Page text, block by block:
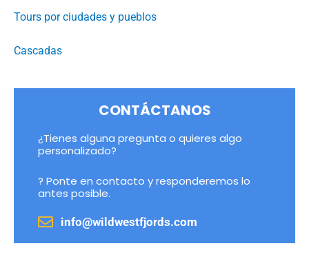
Tours por ciudades y pueblos
Cascadas
CONTÁCTANOS
¿Tienes alguna pregunta o quieres algo
personalizado?
? Ponte en contacto y responderemos lo
antes posible.
info@wildwestfjords.com